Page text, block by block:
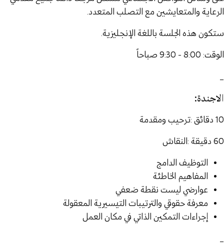
الرعاية والمتعايشين مع التصلب المتعدد.
ستكون هذه الجلسة باللغة الإنجليزية.
الوقت: 8:00 - 9:30 صباحاً
_
الاجندة:
10 دقائق :ترحيب ومقدمة
60 دقيقة :النقاش
التوظيف الدامج
المفاهيم الخاطئة
عوارضي ليست نقطة ضعفي
معرفة حقوقي والترتيبات التيسيرية المعقولة
إجراءات التمكين الذاتي في مكان العمل
_